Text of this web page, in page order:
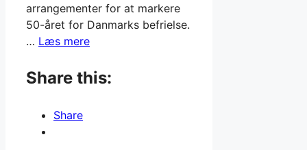
arrangementer for at markere
50-året for Danmarks befrielse.
… Læs mere
Share this:
Share